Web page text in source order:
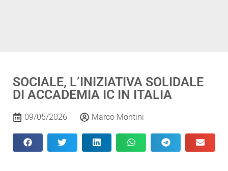
SOCIALE, L’INIZIATIVA SOLIDALE
DI ACCADEMIA IC IN ITALIA
09/05/2026 Marco Montini